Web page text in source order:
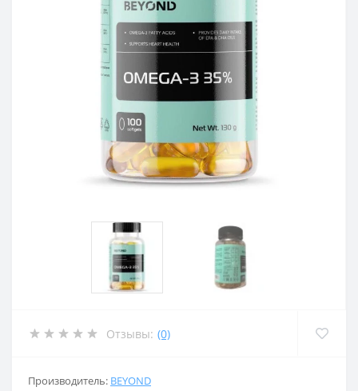
Отзывы: (0)
Производитель: BEYOND